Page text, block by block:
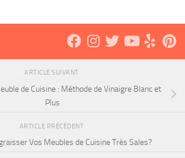
ARTICLE SUIVANT
de Cuisine : Méthode de Vinaigre Blanc et
Plus
ARTICLE PRÉCÉDENT
Vos Meubles de Cuisine Très Sales?